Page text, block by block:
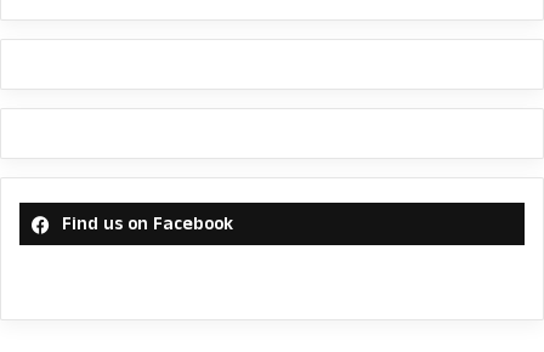
Find us on Facebook